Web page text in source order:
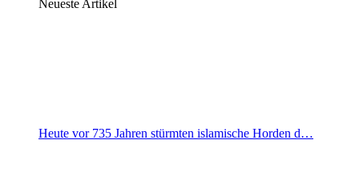
Neueste Artikel
Heute vor 735 Jahren stürmten islamische Horden d…